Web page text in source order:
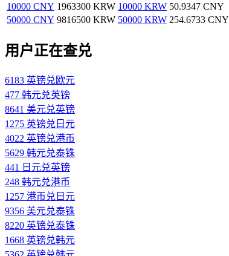
10000 CNY 1963300 KRW 10000 KRW 50.9347 CNY
50000 CNY 9816500 KRW 50000 KRW 254.6733 CNY
用户正在查兑
6183 英镑兑欧元
477 韩元兑英镑
8641 美元兑英镑
1275 英镑兑日元
4022 英镑兑港币
5629 韩元兑泰铢
441 日元兑英镑
248 韩元兑港币
1257 港币兑日元
9356 美元兑泰铢
8220 英镑兑泰铢
1668 英镑兑韩元